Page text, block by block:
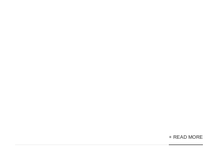
+ READ MORE